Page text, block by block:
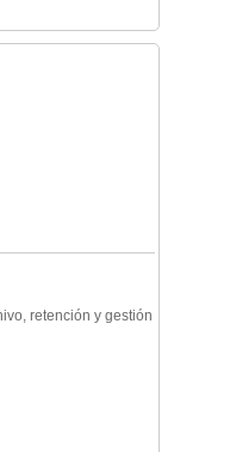
retención y gestión